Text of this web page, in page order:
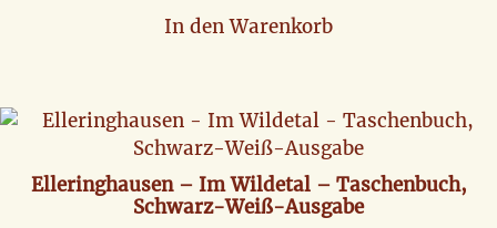
In den Warenkorb
Elleringhausen – Im Wildetal – Taschenbuch,
Schwarz-Weiß-Ausgabe